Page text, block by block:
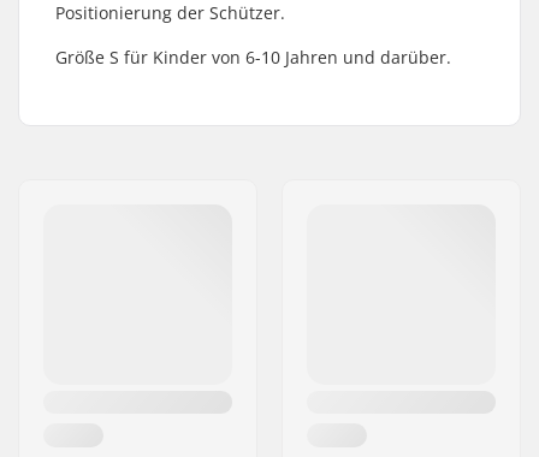
Positionierung der Schützer.
Größe S für Kinder von 6-10 Jahren und darüber.